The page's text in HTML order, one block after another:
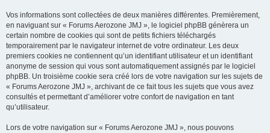
Vos informations sont collectées de deux manières différentes. Premièrement,
en naviguant sur « Forums Aerozone JMJ », le logiciel phpBB génèrera un
certain nombre de cookies qui sont de petits fichiers téléchargés
temporairement par le navigateur internet de votre ordinateur. Les deux
premiers cookies ne contiennent qu’un identifiant utilisateur et un identifiant
anonyme de session qui vous sont automatiquement assignés par le logiciel
phpBB. Un troisième cookie sera créé lors de votre navigation sur les sujets de
« Forums Aerozone JMJ », archivant de ce fait tous les sujets que vous avez
consultés et permettant d’améliorer votre confort de navigation en tant
qu’utilisateur.
Lors de votre navigation sur « Forums Aerozone JMJ », nous pouvons